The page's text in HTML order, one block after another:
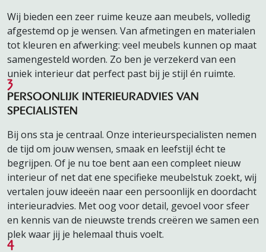
Wij bieden een zeer ruime keuze aan meubels, volledig
afgestemd op je wensen. Van afmetingen en materialen
tot kleuren en afwerking: veel meubels kunnen op maat
samengesteld worden. Zo ben je verzekerd van een
uniek interieur dat perfect past bij je stijl én ruimte.
3
PERSOONLIJK INTERIEURADVIES VAN
SPECIALISTEN
Bij ons sta je centraal. Onze interieurspecialisten nemen
de tijd om jouw wensen, smaak en leefstijl écht te
begrijpen. Of je nu toe bent aan een compleet nieuw
interieur of net dat ene specifieke meubelstuk zoekt, wij
vertalen jouw ideeën naar een persoonlijk en doordacht
interieuradvies. Met oog voor detail, gevoel voor sfeer
en kennis van de nieuwste trends creëren we samen een
plek waar jij je helemaal thuis voelt.
4